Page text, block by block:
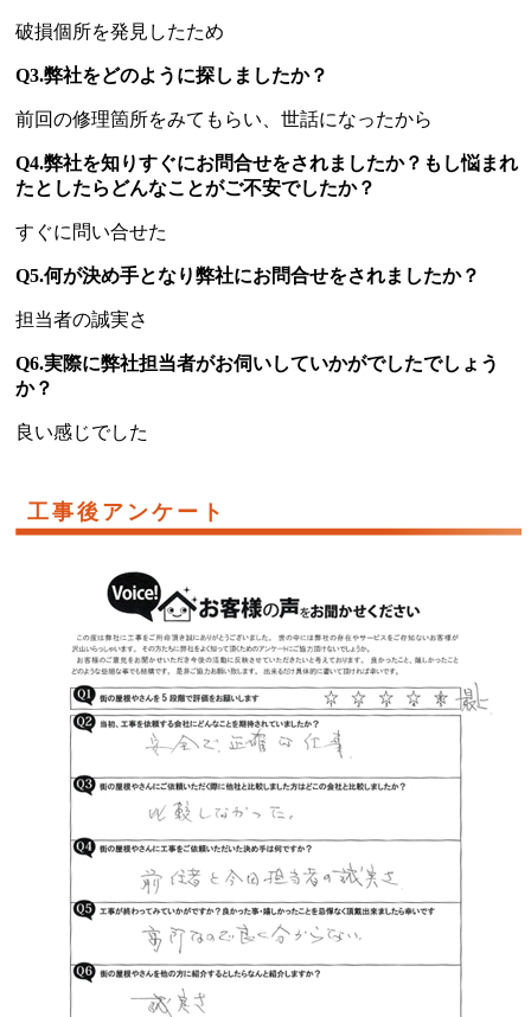
破損個所を発見したため
Q3.弊社をどのように探しましたか？
前回の修理箇所をみてもらい、世話になったから
Q4.弊社を知りすぐにお問合せをされましたか？もし悩まれ
たとしたらどんなことがご不安でしたか？
すぐに問い合せた
Q5.何が決め手となり弊社にお問合せをされましたか？
担当者の誠実さ
Q6.実際に弊社担当者がお伺いしていかがでしたでしょう
か？
良い感じでした
工事後アンケート